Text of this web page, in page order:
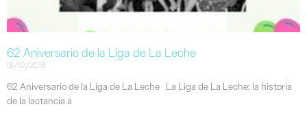
62 Aniversario de la Liga de La Leche
18/10/2018
62 Aniversario de la Liga de La Leche La Liga de La Leche: la historia
de la lactancia a